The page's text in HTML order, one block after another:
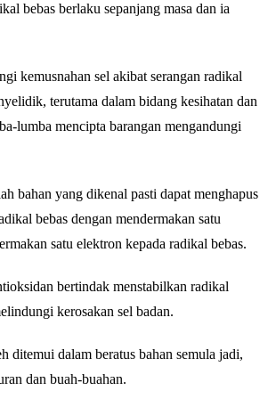
bebas berlaku sepanjang masa dan ia
kemusnahan sel akibat seranganradikal
terutama dalam bidang kesihatan dan
lumba mencipta barangan mengandungi
bahan yang dikenal pasti dapat menghapus
bebas dengan mendermakan satu
satu elektron kepadaradikal bebas.
bertindak menstabilkanradikal
kerosakan sel badan.
ditemui dalam beratus bahan semula jadi,
dan buah-buahan.